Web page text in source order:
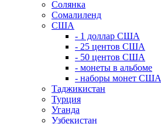
Солянка
Сомалиленд
США
- 1 доллар США
- 25 центов США
- 50 центов США
- монеты в альбоме
- наборы монет США
Таджикистан
Турция
Уганда
Узбекистан